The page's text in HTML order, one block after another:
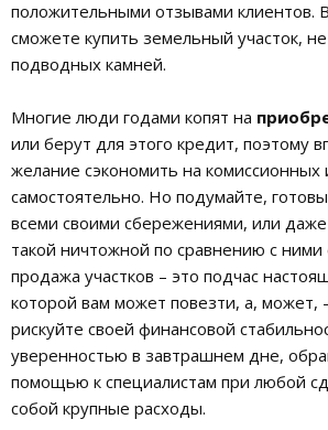
положительными отзывами клиентов.
сможете купить земельный участок, не
подводных камней.
Многие люди годами копят на
или берут для этого кредит, поэтому
желание сэкономить на комиссионных
самостоятельно. Но подумайте,
всеми своими сбережениями, или
такой ничтожной по сравнению с
продажа участков – это подчас
которой вам может повезти, а, может,
рискуйте своей финансовой
уверенностью в завтрашнем дне,
помощью к специалистам при любой
собой крупные расходы.